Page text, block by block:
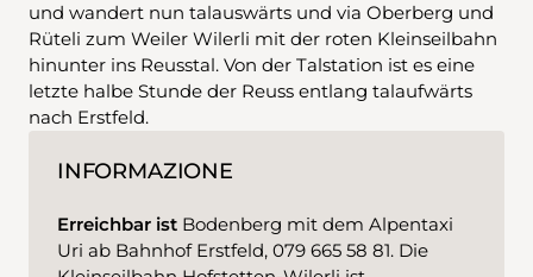
und wandert nun talauswärts und via Oberberg und
Rüteli zum Weiler Wilerli mit der roten Kleinseilbahn
hinunter ins Reusstal. Von der Talstation ist es eine
letzte halbe Stunde der Reuss entlang talaufwärts
nach Erstfeld.
INFORMAZIONE
Erreichbar ist Bodenberg mit dem Alpentaxi
Uri ab Bahnhof Erstfeld, 079 665 58 81. Die